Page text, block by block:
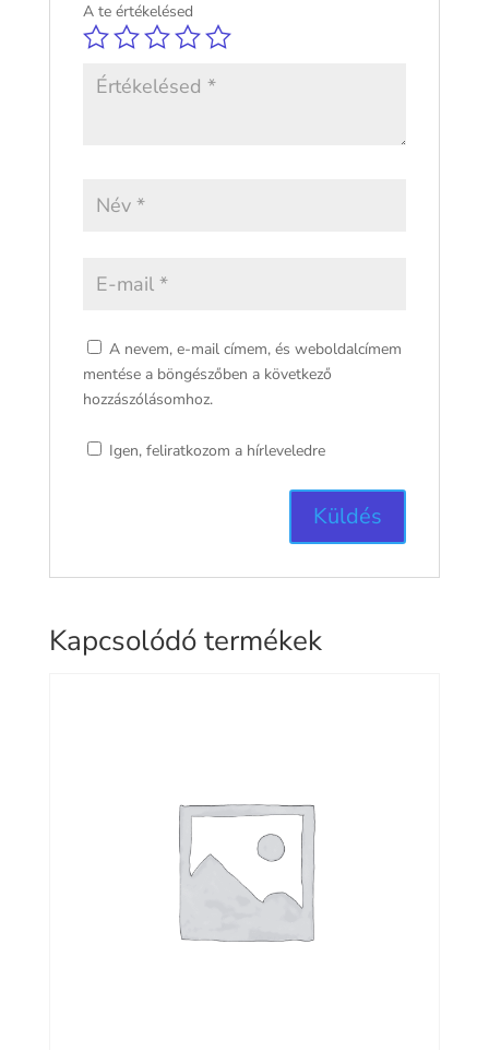
A te értékelésed
A nevem, e-mail címem, és weboldalcímem
mentése a böngészőben a következő
hozzászólásomhoz.
Igen, feliratkozom a hírleveledre
Kapcsolódó termékek